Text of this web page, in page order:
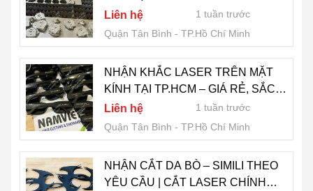
Liên hệ
1 tuần trước
Quận Tân Bình
TP.Hồ Chí Minh
NHẬN KHẮC LASER TRÊN MẶT
KÍNH TẠI TP.HCM – GIÁ RẺ, SẮC
NÉT, CHUYÊN NGHIỆP
Liên hệ
1 tuần trước
Quận Tân Bình
TP.Hồ Chí Minh
NHẬN CẮT DA BÒ – SIMILI THEO
YÊU CẦU | CẮT LASER CHÍNH